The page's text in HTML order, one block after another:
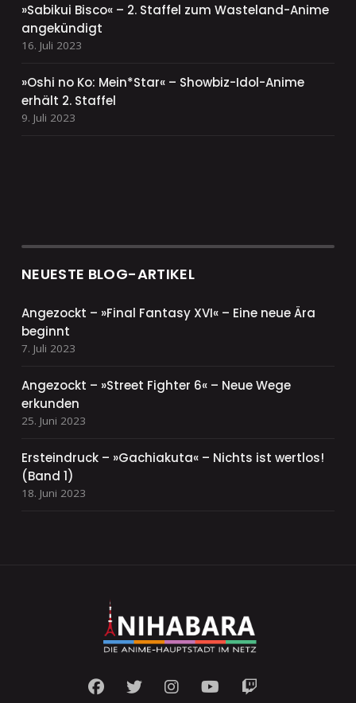
»Sabikui Bisco« – 2. Staffel zum Wasteland-Anime
angekündigt
16. Juli 2023
»Oshi no Ko: Mein*Star« – Showbiz-Idol-Anime
erhält 2. Staffel
9. Juli 2023
NEUESTE BLOG-ARTIKEL
Angezockt – »Final Fantasy XVI« – Eine neue Ära
beginnt
7. Juli 2023
Angezockt – »Street Fighter 6« – Neue Wege
erkunden
25. Juni 2023
Ersteindruck – »Gachiakuta« – Nichts ist wertlos!
(Band 1)
18. Juni 2023